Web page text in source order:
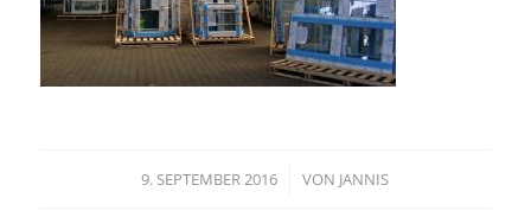
9. SEPTEMBER 2016
/ VON JANNIS